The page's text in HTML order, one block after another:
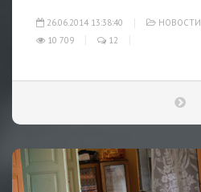
26.06.2014 13:38:40 НОВОСТИ
10 709
12